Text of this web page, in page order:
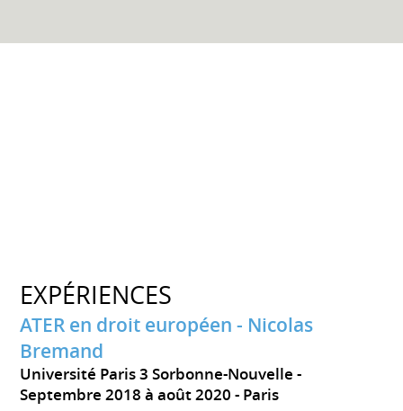
EXPÉRIENCES
ATER en droit européen - Nicolas
Bremand
Université Paris 3 Sorbonne-Nouvelle
Septembre 2018 à août 2020 Paris